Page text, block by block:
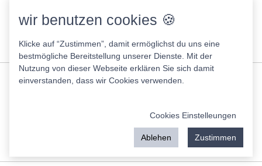
Eiweis:0.00 g
Zucker:2.90 g
Hydration helper
0.00 g
2.00 g
1.90 g
wir benutzen cookies 🍪
Klicke auf “Zustimmen”, damit ermöglichst du uns eine
bestmögliche Bereitstellung unserer Dienste. Mit der
Nutzung von dieser Webseite erklären Sie sich damit
einverstanden, dass wir Cookies verwenden.
Cookies Einstelleungen
Ablehen Zustimmen